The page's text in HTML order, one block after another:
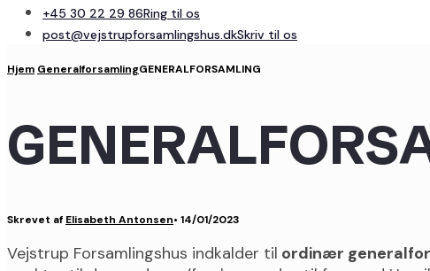
+45 30 22 29 86Ring til os
post@vejstrupforsamlingshus.dkSkriv til os
Hjem GeneralforsamlingGENERALFORSAMLING
Skrevet af Elisabeth Antonsen• 14/01/2023
Vejstrup Forsamlingshus indkalder til ordinær